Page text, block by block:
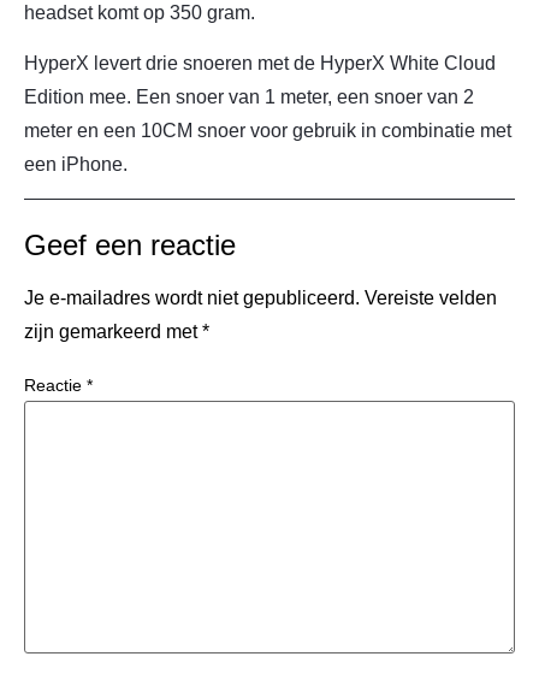
headset komt op 350 gram.
HyperX levert drie snoeren met de HyperX White Cloud
Edition mee. Een snoer van 1 meter, een snoer van 2
meter en een 10CM snoer voor gebruik in combinatie met
een iPhone.
Geef een reactie
Je e-mailadres wordt niet gepubliceerd. Vereiste velden
zijn gemarkeerd met*
Reactie *